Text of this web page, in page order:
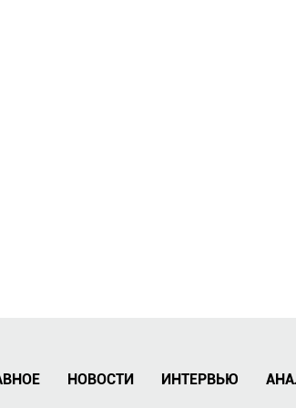
НОВОСТИ ИНТЕРВЬЮ